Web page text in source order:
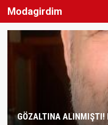
Modagirdim
GÖZALTINA ALINMIŞTI!